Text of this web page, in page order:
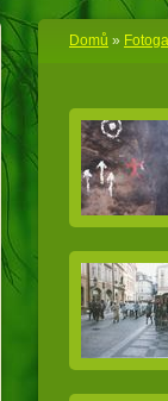
Domů »